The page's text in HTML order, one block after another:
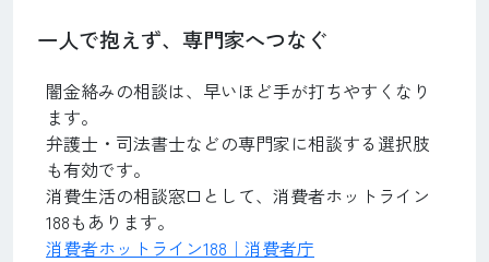
一人で抱えず、専門家へつなぐ
闇金絡みの相談は、早いほど手が打ちやすくなり
ます。
弁護士・司法書士などの専門家に相談する選択肢
も有効です。
消費生活の相談窓口として、消費者ホットライン
188もあります。
消費者ホットライン188｜消費者庁